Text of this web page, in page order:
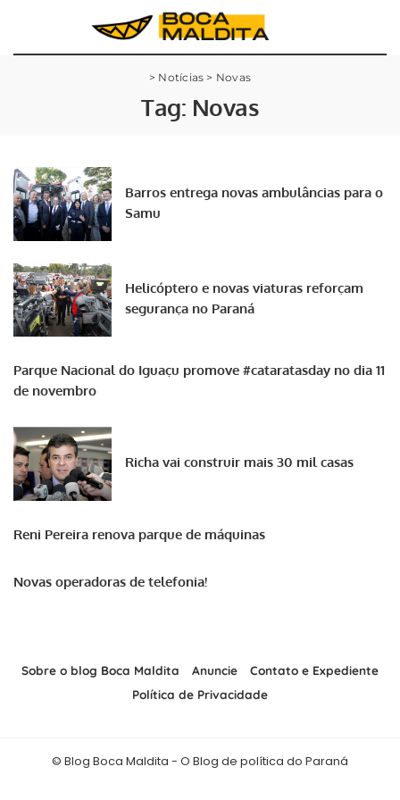
> Notícias > Novas
Tag: Novas
Barros entrega novas ambulâncias para o
Samu
Helicóptero e novas viaturas reforçam
segurança no Paraná
Parque Nacional do Iguaçu promove #cataratasday no dia 11
de novembro
Richa vai construir mais 30 mil casas
Reni Pereira renova parque de máquinas
Novas operadoras de telefonia!
Sobre o blog Boca Maldita Anuncie
Contato e Expediente
Política de Privacidade
© Blog Boca Maldita - O Blog de política do Paraná